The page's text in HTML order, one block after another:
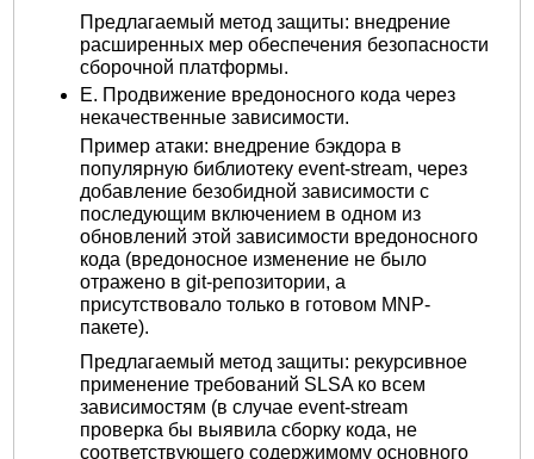
Предлагаемый метод защиты: внедрение
расширенных мер обеспечения безопасности
сборочной платформы.
E. Продвижение вредоносного кода через
некачественные зависимости.
Пример атаки: внедрение бэкдора в
популярную библиотеку event-stream, через
добавление безобидной зависимости с
последующим включением в одном из
обновлений этой зависимости вредоносного
кода (вредоносное изменение не было
отражено в git-репозитории, а
присутствовало только в готовом MNP-
пакете).
Предлагаемый метод защиты: рекурсивное
применение требований SLSA ко всем
зависимостям (в случае event-stream
проверка бы выявила сборку кода, не
соответствующего содержимому основного